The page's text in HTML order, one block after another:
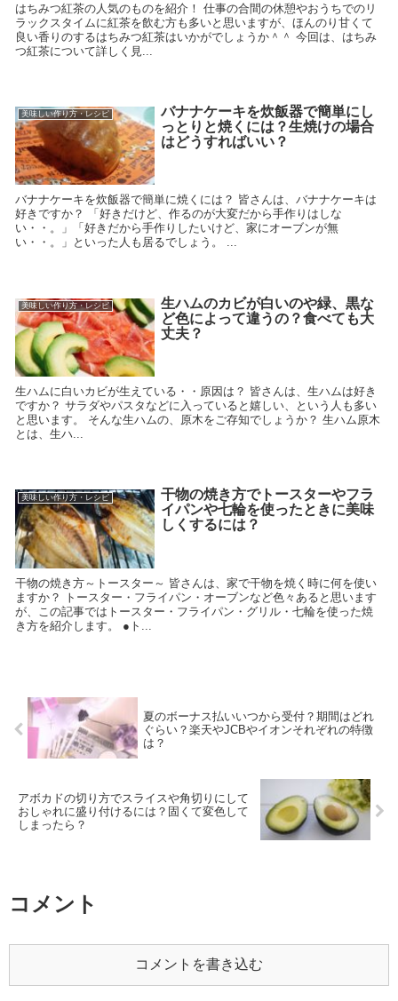
はちみつ紅茶の人気のものを紹介！ 仕事の合間の休憩やおうちでのリ
ラックスタイムに紅茶を飲む方も多いと思いますが、ほんのり甘くて
良い香りのするはちみつ紅茶はいかがでしょうか＾＾ 今回は、はちみ
つ紅茶について詳しく見...
美味しい作り方・レシピ
バナナケーキを炊飯器で簡単にし
っとりと焼くには？生焼けの場合
はどうすればいい？
バナナケーキを炊飯器で簡単に焼くには？ 皆さんは、バナナケーキは
好きですか？ 「好きだけど、作るのが大変だから手作りはしな
い・・。」「好きだから手作りしたいけど、家にオーブンが無
い・・。」といった人も居るでしょう。 ...
美味しい作り方・レシピ
生ハムのカビが白いのや緑、黒な
ど色によって違うの？食べても大
丈夫？
生ハムに白いカビが生えている・・原因は？ 皆さんは、生ハムは好き
ですか？ サラダやパスタなどに入っていると嬉しい、という人も多い
と思います。 そんな生ハムの、原木をご存知でしょうか？ 生ハム原木
とは、生ハ...
美味しい作り方・レシピ
干物の焼き方でトースターやフラ
イパンや七輪を使ったときに美味
しくするには？
干物の焼き方～トースター～ 皆さんは、家で干物を焼く時に何を使い
ますか？ トースター・フライパン・オーブンなど色々あると思います
が、この記事ではトースター・フライパン・グリル・七輪を使った焼
き方を紹介します。 ●ト...
夏のボーナス払いいつから受付？期間はどれ
ぐらい？楽天やJCBやイオンそれぞれの特徴
は？
アボカドの切り方でスライスや角切りにして
おしゃれに盛り付けるには？固くて変色して
しまったら？
コメント
コメントを書き込む